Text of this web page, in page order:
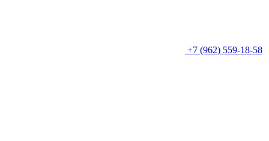
+7 (962) 559-18-58